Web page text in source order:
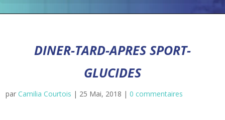
DINER-TARD-APRES SPORT-
GLUCIDES
parCamilia Courtois | 25 Mai, 2018 |0 commentaires